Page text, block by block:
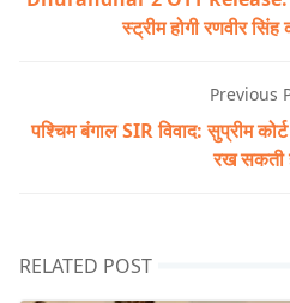
स्ट्रीम होगी रणवीर सिंह
Previous
पश्चिम बंगाल SIR विवाद: सुप्रीम
रख सकती
RELATED POST